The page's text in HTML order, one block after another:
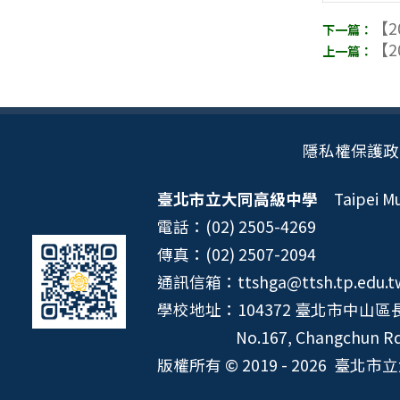
隱私權保護
臺北市立大同高級中學 Taipei
電話：(02) 2505-4269
傳真：(02) 2507-2094
通訊信箱：
學校地址：104372 臺北市中山區
No.167, Changchun
版權所有 © 2019 - 2026 臺北市